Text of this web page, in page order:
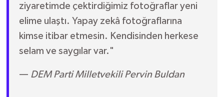
ziyaretimde çektirdiğimiz fotoğraflar yeni
elime ulaştı. Yapay zekâ fotoğraflarına
kimse itibar etmesin. Kendisinden herkese
selam ve saygılar var."
— DEM Parti Milletvekili Pervin Buldan